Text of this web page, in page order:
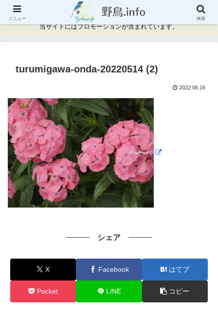
神奈川県周辺の野鳥情報と記録
当サイトにはプロモーションが含まれています。
turumigawa-onda-20220514 (2)
2022.06.16
シェア
X Facebook はてブ
Pocket LINE コピー
メニュー 検索